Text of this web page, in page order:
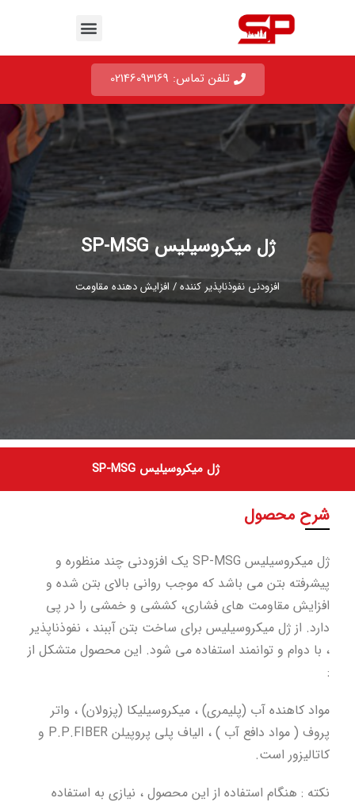
تلفن تماس: 02146093169
ژل میکروسیلیس SP-MSG
افزودنی نفوذناپذیر کننده / افزایش دهنده مقاومت
ژل میکروسیلیس SP-MSG
شرح محصول
ژل میکروسیلیس SP-MSG یک افزودنی چند منظوره و
پیشرفته بتن می باشد که موجب روانی بالای بتن شده و
افزایش مقاومت های فشاری، کششی و خمشی را در پی
دارد. از ژل میکروسیلیس برای ساخت بتن آببند ، نفوذناپذیر
، با دوام و توانمند استفاده می شود. این محصول متشکل از
:
مواد کاهنده آب (پلیمری) ، میکروسیلیکا (پزولان) ، واتر
پروف ( مواد دافع آب ) ، الیاف پلی پروپیلن P.P.FIBER و
کاتالیزور است.
نکته : هنگام استفاده از این محصول ، نیازی به استفاده